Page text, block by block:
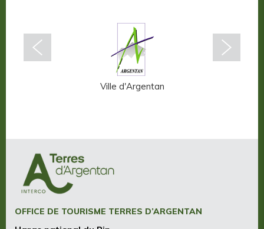
Ville d'Argentan
OFFICE DE TOURISME TERRES D’ARGENTAN